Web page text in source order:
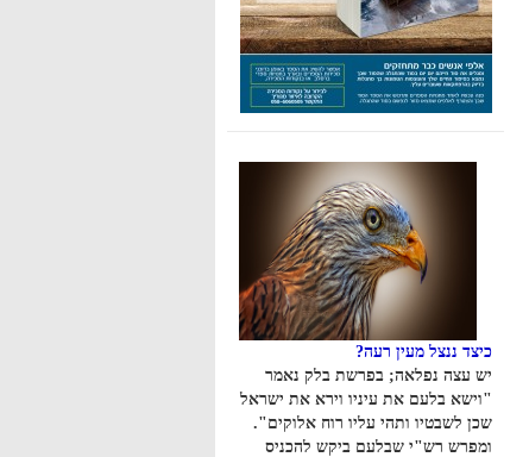
כיצד ננצל מעין רעה?
יש עצה נפלאה; בפרשת בלק נאמר
"וישא בלעם את עיניו וירא את ישראל
שכן לשבטיו ותהי עליו רוח אלוקים".
ומפרש רש"י שבלעם ביקש להכניס